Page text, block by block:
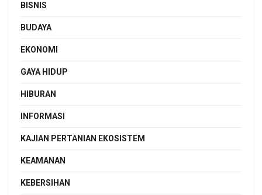
BISNIS
BUDAYA
EKONOMI
GAYA HIDUP
HIBURAN
INFORMASI
KAJIAN PERTANIAN EKOSISTEM
KEAMANAN
KEBERSIHAN